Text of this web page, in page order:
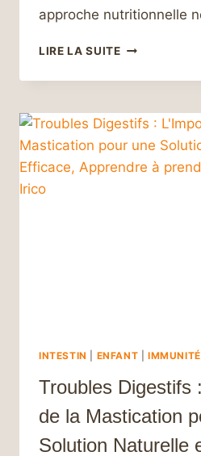
approche nutritionnelle
LIRE LA SUITE
:
POUR
LE
BIEN-
ÊTRE
INTESTIN ENFANT IMMUNITÉ
Troubles Digestifs
de la Mastication
Solution Naturelle